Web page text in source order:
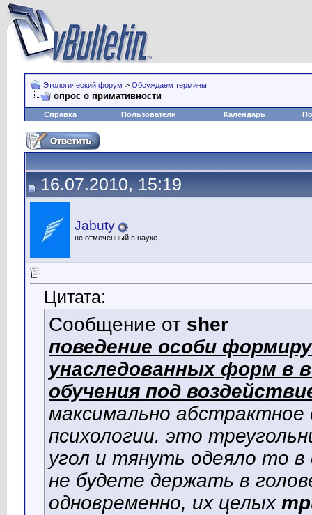
Этологический форум > Обсуждаем термины
опрос о примативности
Справка Пользователи Календарь
16.07.2010, 15:19
Jabuty
не отмеченный в науке
Цитата:
Сообщение от sher
поведение особи
унаследованных форм в
обучения под
максимально абстрактное
психологии. это
угол и тянуть одеяло то в
не будете держать в
одновременно, их целых